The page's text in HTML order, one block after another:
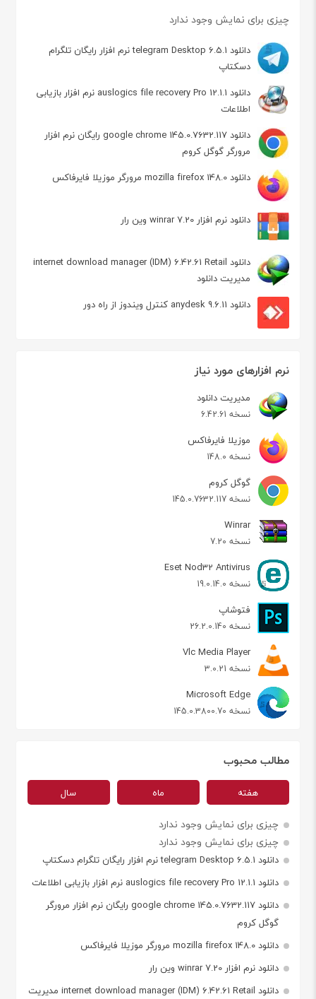
چیزی برای نمایش وجود ندارد
دانلود telegram Desktop 6.5.1 نرم افزار رایگان تلگرام
دسکتاپ
دانلود auslogics file recovery Pro 12.1.1 نرم افزار بازیابی
اطلاعات
دانلود google chrome 145.0.7632.117 رایگان نرم افزار
مرورگر گوگل کروم
دانلود mozilla firefox 148.0 مرورگر موزیلا فایرفاکس
دانلود نرم افزار winrar 7.20 وین رار
دانلود internet download manager (IDM) 6.42.61 Retail
مدیریت دانلود
دانلود anydesk 9.6.11 کنترل ویندوز از راه دور
نرم افزارهای مورد نیاز
مدیریت دانلود
نسخه 6.42.61
موزیلا فایرفاکس
نسخه 148.0
گوگل کروم
نسخه 145.0.7632.117
Winrar
نسخه 7.20
Eset Nod32 Antivirus
نسخه 19.0.14.0
فتوشاپ
نسخه 26.2.0.140
Vlc Media Player
نسخه 3.0.21
Microsoft Edge
نسخه 145.0.3800.70
مطالب محبوب
هفته ماه سال
چیزی برای نمایش وجود ندارد
چیزی برای نمایش وجود ندارد
دانلود telegram Desktop 6.5.1 نرم افزار رایگان تلگرام دسکتاپ
دانلود auslogics file recovery Pro 12.1.1 نرم افزار بازیابی اطلاعات
دانلود google chrome 145.0.7632.117 رایگان نرم افزار مرورگر
گوگل کروم
دانلود mozilla firefox 148.0 مرورگر موزیلا فایرفاکس
دانلود نرم افزار winrar 7.20 وین رار
دانلود internet download manager (IDM) 6.42.61 Retail مدیریت